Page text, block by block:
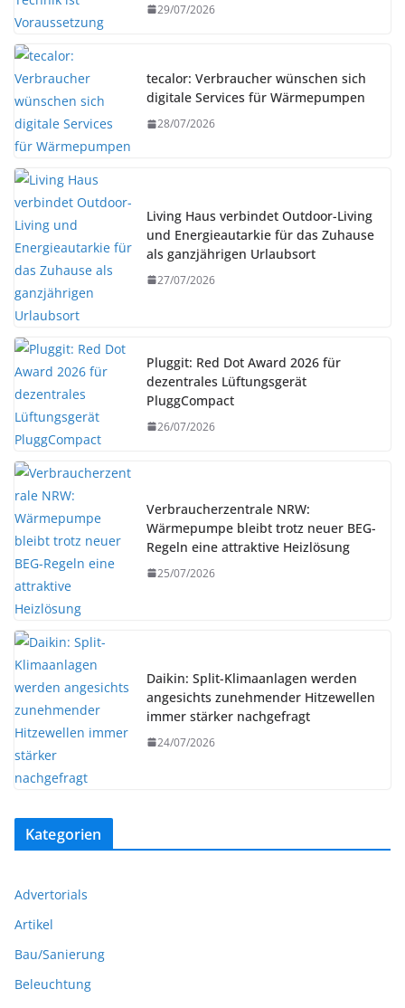
29/07/2026
tecalor: Verbraucher wünschen sich
digitale Services für Wärmepumpen
28/07/2026
Living Haus verbindet Outdoor-Living
und Energieautarkie für das Zuhause
als ganzjährigen Urlaubsort
27/07/2026
Pluggit: Red Dot Award 2026 für
dezentrales Lüftungsgerät
PluggCompact
26/07/2026
Verbraucherzentrale NRW:
Wärmepumpe bleibt trotz neuer BEG-
Regeln eine attraktive Heizlösung
25/07/2026
Daikin: Split-Klimaanlagen werden
angesichts zunehmender Hitzewellen
immer stärker nachgefragt
24/07/2026
Kategorien
Advertorials
Artikel
Bau/Sanierung
Beleuchtung